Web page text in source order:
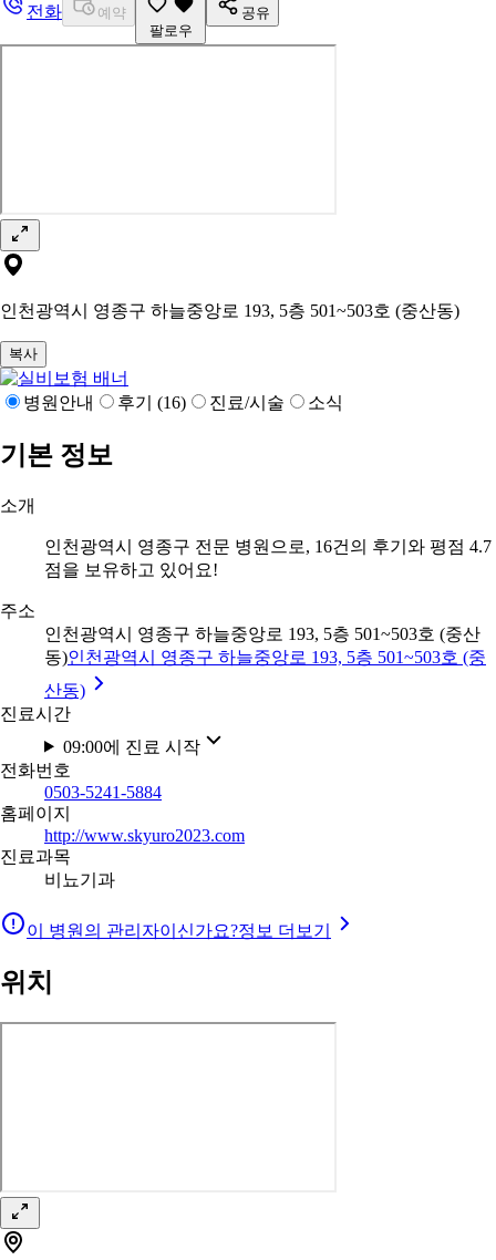
전화
예약
팔로우
공유
인천광역시 영종구 하늘중앙로 193, 5층 501~503호 (중산동)
복사
병원안내 후기 (16) 진료/시술 소식
기본 정보
소개
인천광역시 영종구 전문 병원으로, 16건의 후기와 평점 4.7
점을 보유하고 있어요!
주소
인천광역시 영종구 하늘중앙로 193, 5층 501~503호 (중산
동)인천광역시 영종구 하늘중앙로 193, 5층 501~503호 (중
산동)
진료시간
09:00에 진료 시작
전화번호
0503-5241-5884
홈페이지
http://www.skyuro2023.com
진료과목
비뇨기과
이 병원의 관리자이신가요?정보 더보기
위치